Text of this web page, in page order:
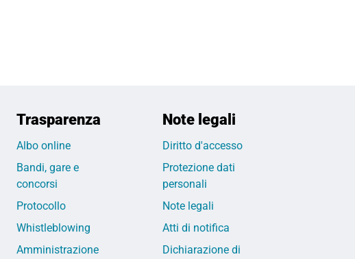
Trasparenza
Albo online
Bandi, gare e
concorsi
Protocollo
Whistleblowing
Amministrazione
Note legali
Diritto d'accesso
Protezione dati
personali
Note legali
Atti di notifica
Dichiarazione di